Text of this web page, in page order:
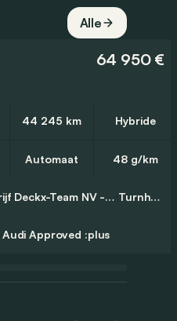
Alle
64 950 €
44 245 km Hybride
Automaat 48 g/km
Autobedrijf Deckx-Team NV - Audi Turnhout
Audi Approved :plus